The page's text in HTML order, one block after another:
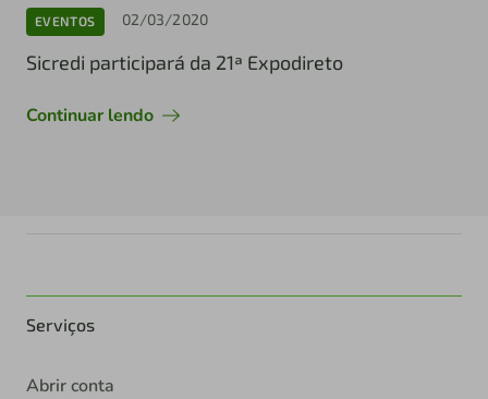
EVENTOS 02/03/2020
Sicredi participará da 21ª Expodireto
Continuar lendo
Serviços
Abrir conta